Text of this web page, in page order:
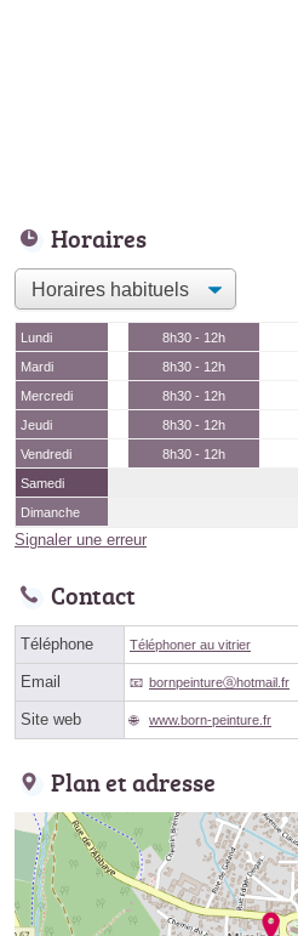
Horaires
Lundi 8h30 - 12h
Mardi
8h30 - 12h
Mercredi
8h30 - 12h
Jeudi
8h30 - 12h
Vendredi
8h30 - 12h
Samedi
Dimanche
Signaler une erreur
Contact
Téléphone Téléphoner au vitrier
Email bornpeintureⓐhotmail.fr
Site web www.born-peinture.fr
Plan et adresse